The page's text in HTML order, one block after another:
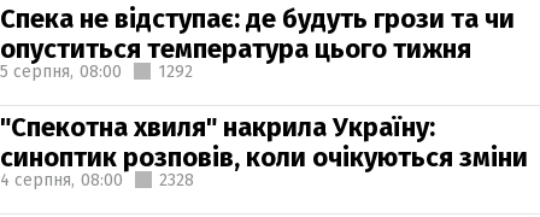
Спека не відступає: де будуть грози та чи
опуститься температура цього тижня
5 серпня, 08:00 1292
"Спекотна хвиля" накрила Україну:
синоптик розповів, коли очікуються зміни
4 серпня, 08:00 2328